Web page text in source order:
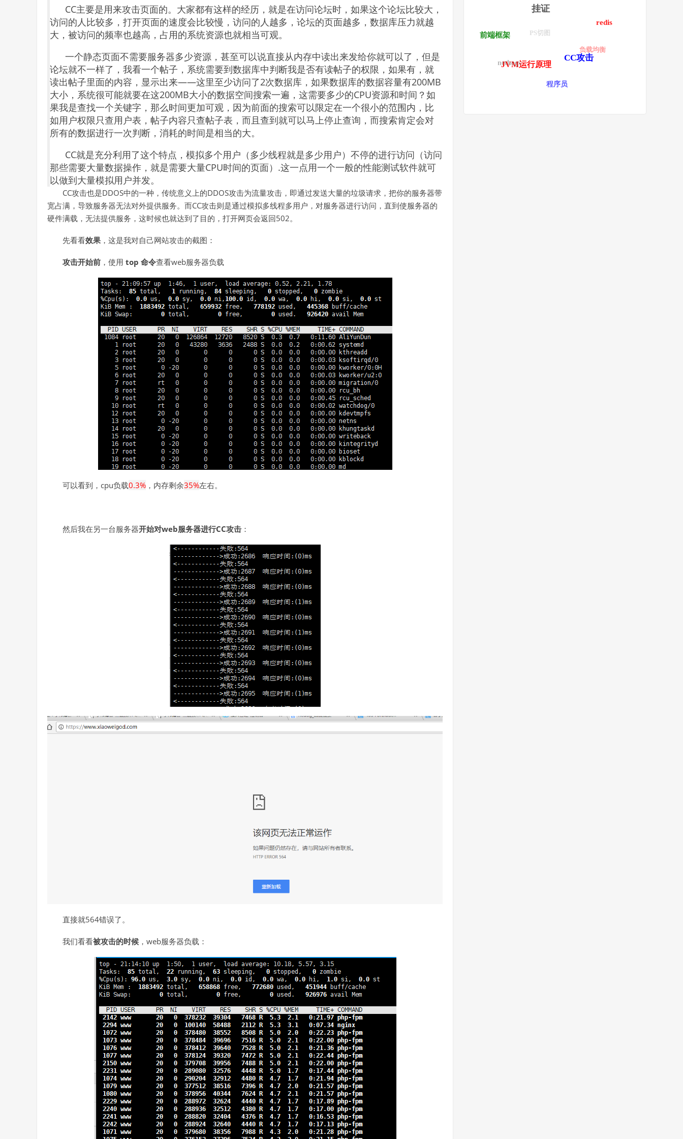
CC主要是用来攻击页面的。大家都有这样的经历，就是在访问论坛时，如果这个论坛比较大，
访问的人比较多，打开页面的速度会比较慢，访问的人越多，论坛的页面越多，数据库压力就越
大，被访问的频率也越高，占用的系统资源也就相当可观。
一个静态页面不需要服务器多少资源，甚至可以说直接从内存中读出来发给你就可以了，但是
论坛就不一样了，我看一个帖子，系统需要到数据库中判断我是否有读帖子的权限，如果有，就
读出帖子里面的内容，显示出来——这里至少访问了2次数据库，如果数据库的数据容量有200MB
大小，系统很可能就要在这200MB大小的数据空间搜索一遍，这需要多少的CPU资源和时间？如
果我是查找一个关键字，那么时间更加可观，因为前面的搜索可以限定在一个很小的范围内，比
如用户权限只查用户表，帖子内容只查帖子表，而且查到就可以马上停止查询，而搜索肯定会对
所有的数据进行一次判断，消耗的时间是相当的大。
CC就是充分利用了这个特点，模拟多个用户（多少线程就是多少用户）不停的进行访问（访问
那些需要大量数据操作，就是需要大量CPU时间的页面）.这一点用一个一般的性能测试软件就可
以做到大量模拟用户并发。
CC攻击也是DDOS中的一种，传统意义上的DDOS攻击为流量攻击，即通过发送大量的垃圾请求，把你的服务器带
宽占满，导致服务器无法对外提供服务。而CC攻击则是通过模拟多线程多用户，对服务器进行访问，直到使服务器的
硬件满载，无法提供服务，这时候也就达到了目的，打开网页会返回502。
先看看效果 ，这是我对自己网站攻击的截图：
攻击开始前 ，使用 top 命令查看web服务器负载
可以看到，cpu负载0.3% ，内存剩余35%左右。
然后我在另一台服务器开始对web服务器进行CC攻击 ：
直接就564错误了。
我们看看被攻击的时候 ，web服务器负载：
redis
PS切图
挂证
nethogs
前端框架
负载均衡
程序员
CC攻击
JVM运行原理